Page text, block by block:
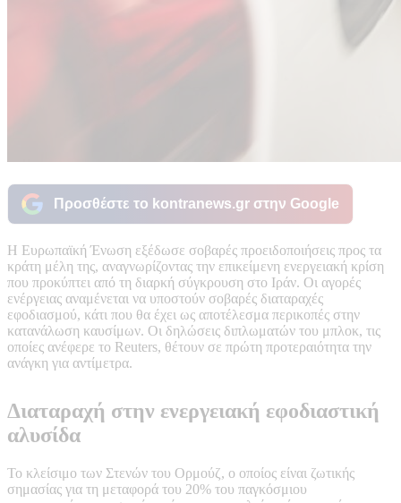
Προσθέστε το kontranews.gr στην Google
Η Ευρωπαϊκή Ένωση εξέδωσε σοβαρές προειδοποιήσεις προς τα
κράτη μέλη της, αναγνωρίζοντας την επικείμενη ενεργειακή κρίση
που προκύπτει από τη διαρκή σύγκρουση στο Ιράν. Οι αγορές
ενέργειας αναμένεται να υποστούν σοβαρές διαταραχές
εφοδιασμού, κάτι που θα έχει ως αποτέλεσμα περικοπές στην
κατανάλωση καυσίμων. Οι δηλώσεις διπλωματών του μπλοκ, τις
οποίες ανέφερε το Reuters, θέτουν σε πρώτη προτεραιότητα την
ανάγκη για αντίμετρα.
Διαταραχή στην ενεργειακή εφοδιαστική
αλυσίδα
Το κλείσιμο των Στενών του Ορμούζ, ο οποίος είναι ζωτικής
σημασίας για τη μεταφορά του 20% του παγκόσμιου